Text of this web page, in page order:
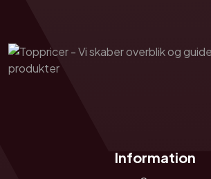
Information